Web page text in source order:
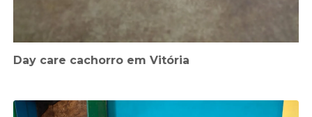
Day care cachorro em Vitória